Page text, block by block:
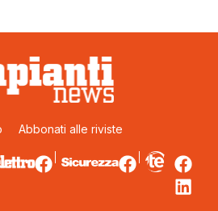
Abbonati alle riviste